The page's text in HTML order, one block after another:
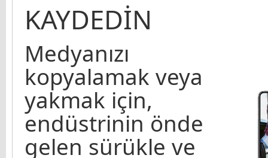
KAYDEDİN
Medyanızı
kopyalamak veya
yakmak için,
endüstrinin önde
gelen sürükle ve